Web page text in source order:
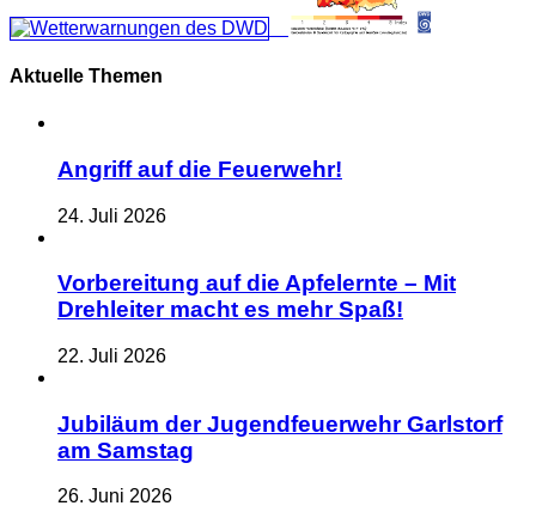
Aktuelle Themen
Angriff auf die Feuerwehr!
24. Juli 2026
Vorbereitung auf die Apfelernte – Mit
Drehleiter macht es mehr Spaß!
22. Juli 2026
Jubiläum der Jugendfeuerwehr Garlstorf
am Samstag
26. Juni 2026